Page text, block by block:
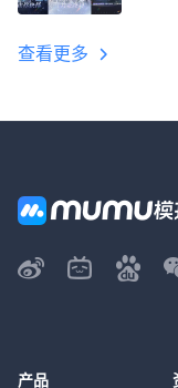
查看更多
产品